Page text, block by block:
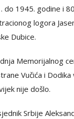
do 1945. godine i
logora
Dubice.
Memorijalnog
Vučića i Dodika
nije došlo.
Srbije